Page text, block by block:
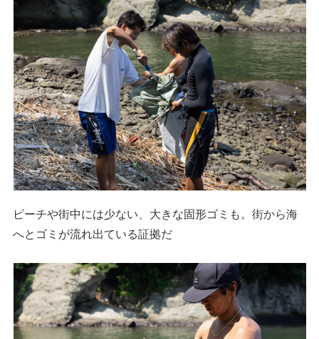
ビーチや街中には少ない、大きな固形ゴミも。街から海
へとゴミが流れ出ている証拠だ